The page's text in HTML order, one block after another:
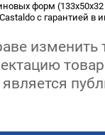
форм
с гарантией в
изменить